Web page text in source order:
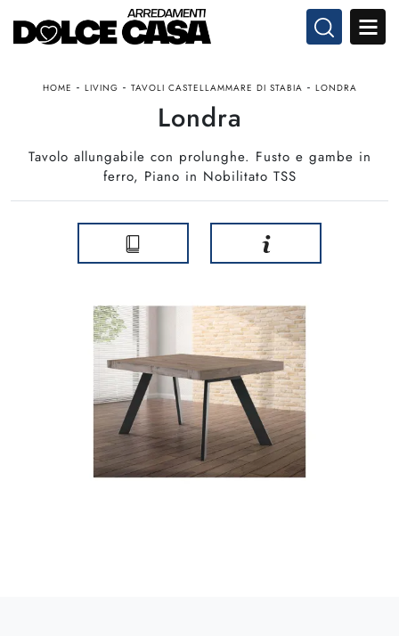
HOME - LIVING - TAVOLI CASTELLAMMARE DI STABIA - LONDRA
Londra
Tavolo allungabile con prolunghe. Fusto e gambe in
ferro, Piano in Nobilitato TSS